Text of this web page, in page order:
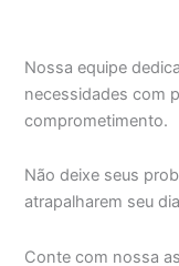
Nossa equipe
necessidades com
comprometimento.
Não deixe seus
atrapalharem seu
Conte com nossa